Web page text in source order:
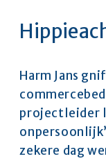
Harm Jans
projectleider
zekere dag